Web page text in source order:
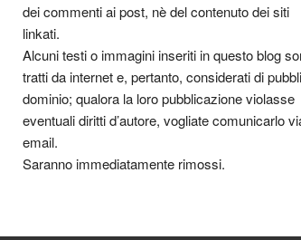
dei commenti ai post, nè del contenuto dei siti
linkati.
Alcuni testi o immagini inseriti in questo blog
tratti da internet e, pertanto, considerati di
dominio; qualora la loro pubblicazione violasse
eventuali diritti d’autore, vogliate comunicarlo
email.
Saranno immediatamente rimossi.